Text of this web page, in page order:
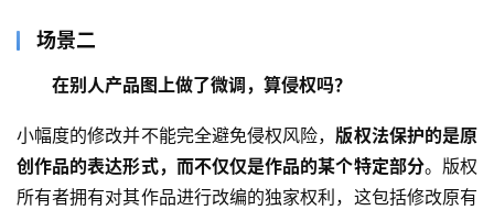
场景二
在别人产品图上做了微调，算侵权吗？
小幅度的修改并不能完全避免侵权风险，版权法保护的是原
创作品的表达形式，而不仅仅是作品的某个特定部分。版权
所有者拥有对其作品进行改编的独家权利，这包括修改原有